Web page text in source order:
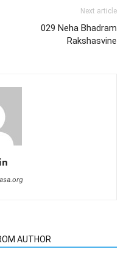
Next article
029 Neha Bhadram
Rakshasvine
AUTHOR